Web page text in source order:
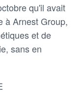
qu'il avait
à Arnest Group,
et de
sans en